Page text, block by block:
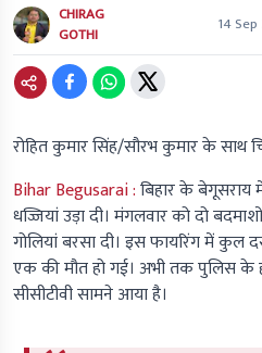
CHIRAG
GOTHI
14
रोहित कुमार सिंह/सौरभ कुमार के साथ
Bihar Begusarai :बिहार के बेगूसराय
धज्जियां उड़ा दी। मंगलवार को दो
गोलियां बरसा दी। इस फायरिंग में कुल
एक की मौत हो गई। अभी तक पुलिस के
सीसीटीवी सामने आया है।